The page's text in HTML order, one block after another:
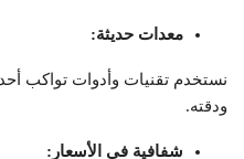
معدات حديثة:
نستخدم تقنيات وأدوات تواكب
ودقته.
شفافية في الأسعار :